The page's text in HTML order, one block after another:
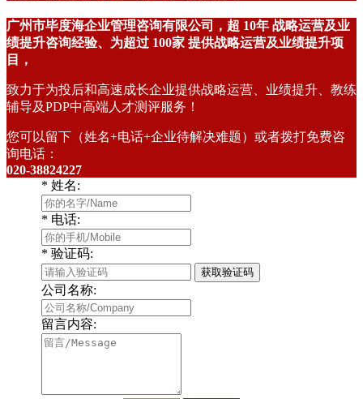
广州市毕度海企业管理咨询有限公司，超 10年 战略运营及业
绩提升咨询经验、为超过 100家 提供战略运营及业绩提升项
目，
致力于为投后和高速成长企业提供战略运营、业绩提升、教练
辅导及PDP中高端人才测评服务！
您可以留下（姓名+电话+企业待解决难题）或者拨打免费咨
询电话：
020-38824227
*姓名:
* 电话:
*验证码:
获取验证码
公司名称:
留言内容: